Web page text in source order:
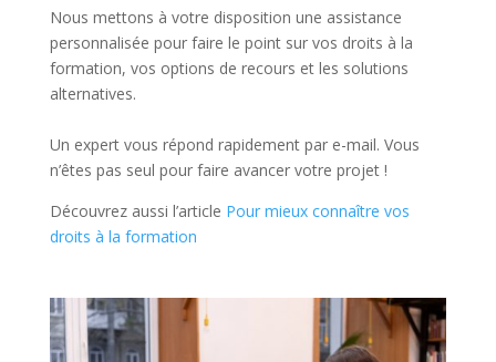
Nous mettons à votre disposition une assistance
personnalisée pour faire le point sur vos droits à la
formation, vos options de recours et les solutions
alternatives.
Un expert vous répond rapidement par e-mail. Vous
n’êtes pas seul pour faire avancer votre projet !
Découvrez aussi l’article Pour mieux connaître vos
droits à la formation